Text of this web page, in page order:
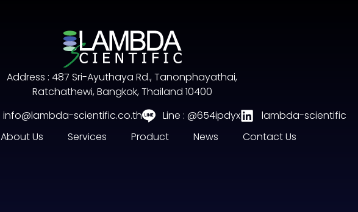
Address : 487 Sri-Ayuthaya Rd., Tanonphayathai,
Ratchathewi, Bangkok, Thailand 10400
info@lambda-scientific.co.th Line : @654ipdyx
lambda-scientific
About Us Services Product News Contact Us